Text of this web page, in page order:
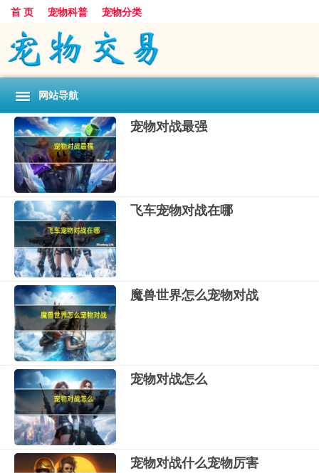
首 页 宠物科普 宠物分类
网站导航
宠物对战最强
飞车宠物对战在哪
魔兽世界怎么宠物对战
宠物对战怎么
宠物对战什么宠物厉害